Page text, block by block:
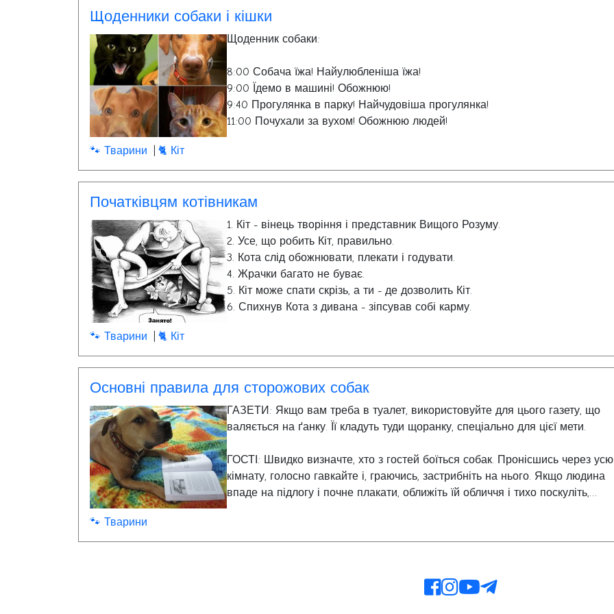
У кішки потіють лише подушечки лап. Можливо, Ви помічали вологі
забирали кішку?
Щоденники собаки і кішки
Щоденник собаки:
8:00 Собача їжа! Найулюбленіша їжа!
9:00 Їдемо в машині! Обожнюю!
9:40 Прогулянка в парку! Найчудовіша прогулянка!
11:00 Почухали за вухом! Обожнюю людей!
🐾 Тварини 🐈 Кіт
Початківцям котівникам
1. Кіт - вінець творіння і представник Вищого Розуму.
2. Усе, що робить Кіт, правильно.
3. Кота слід обожнювати, плекати і годувати.
4. Жрачки багато не буває.
5. Кіт може спати скрізь, а ти - де дозволить Кіт.
6. Спихнув Кота з дивана - зіпсував собі карму.
🐾 Тварини 🐈 Кіт
Основні правила для сторожових собак
ГАЗЕТИ: Якщо вам треба в туалет, використовуйте для цього газету, що
валяється на ґанку. Її кладуть туди щоранку, спеціально для цієї мети.
ГОСТІ: Швидко визначте, хто з гостей боїться собак. Пронісшись через усю
кімнату, голосно гавкайте і, граючись, застрибніть на нього. Якщо людина
впаде на підлогу і почне плакати, оближіть їй обличчя і тихо поскуліть,
гавкіт: Від собак прийнято очікувати, що вони гавкають. Тож гавкайте -
з будь-якого приводу. Вашим господарям буде дуже приємно чути, як
безпечно сплять у себе в ліжках. Для людини немає більш заспокійливого
почуття, ніж те, яке вона відчуває, прокидаючись ночами і слухаючи ваше
🐾 Тварини